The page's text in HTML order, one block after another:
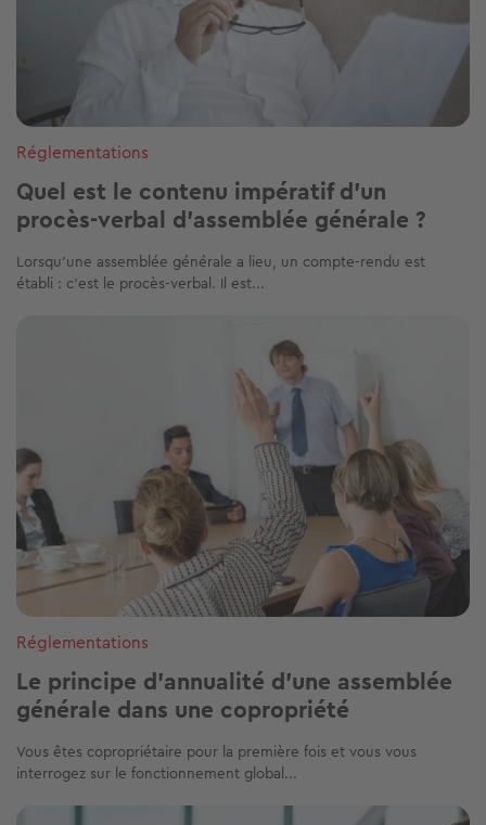
Réglementations
Quel est le contenu impératif d’un
procès-verbal d’assemblée générale ?
Lorsqu’une assemblée générale a lieu, un compte-rendu est
établi : c’est le procès-verbal. Il est...
Réglementations
Le principe d’annualité d’une assemblée
générale dans une copropriété
Vous êtes copropriétaire pour la première fois et vous vous
interrogez sur le fonctionnement global...